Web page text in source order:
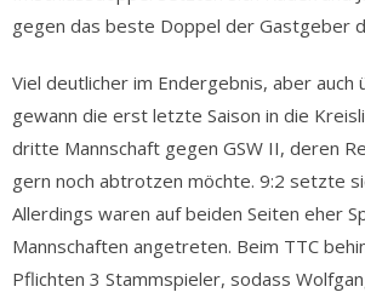
gegen das beste Doppel der Gastgeber
Viel deutlicher im Endergebnis, aber auch
gewann die erst letzte Saison in die
dritte Mannschaft gegen GSW II, deren
gern noch abtrotzen möchte. 9:2 setzte
Allerdings waren auf beiden Seiten eher
Mannschaften angetreten. Beim TTC
Pflichten 3 Stammspieler, sodass